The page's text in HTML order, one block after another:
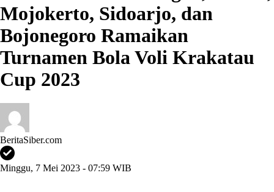
Mojokerto, Sidoarjo, dan
Bojonegoro Ramaikan
Turnamen Bola Voli Krakatau
Cup 2023
BeritaSiber.com
Minggu, 7 Mei 2023 - 07:59 WIB